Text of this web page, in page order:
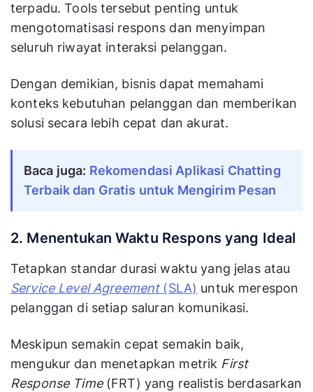
terpadu. Tools tersebut penting untuk
mengotomatisasi respons dan menyimpan
seluruh riwayat interaksi pelanggan.
Dengan demikian, bisnis dapat memahami
konteks kebutuhan pelanggan dan memberikan
solusi secara lebih cepat dan akurat.
Baca juga: Rekomendasi Aplikasi Chatting
Terbaik dan Gratis untuk Mengirim Pesan
2. Menentukan Waktu Respons yang Ideal
Tetapkan standar durasi waktu yang jelas atau
Service Level Agreement(SLA) untuk merespon
pelanggan di setiap saluran komunikasi.
Meskipun semakin cepat semakin baik,
mengukur dan menetapkan metrik First
Response Time (FRT) yang realistis berdasarkan